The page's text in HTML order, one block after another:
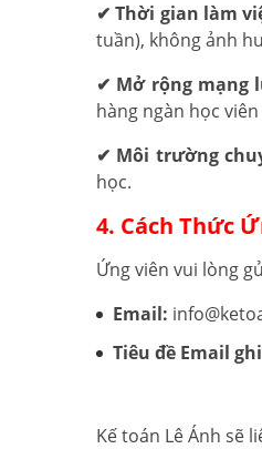
✔ Thời gian làm
tuần), không ảnh
✔ Mở rộng mạng
hàng ngàn học
✔ Môi trường
học.
4. Cách Thức
Ứng viên vui lòng
Email:
Tiêu đề Email
Kế toán Lê Ánh sẽ